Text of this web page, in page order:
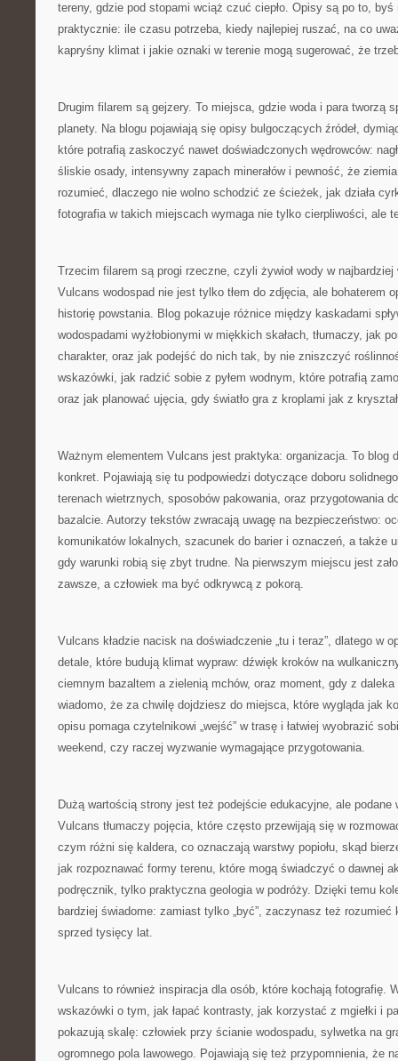
tereny, gdzie pod stopami wciąż czuć ciepło. Opisy są po to, byś
praktycznie: ile czasu potrzeba, kiedy najlepiej ruszać, na co
kapryśny klimat i jakie oznaki w terenie mogą sugerować, że
Drugim filarem są gejzery. To miejsca, gdzie woda i para tworzą
planety. Na blogu pojawiają się opisy bulgoczących źródeł,
które potrafią zaskoczyć nawet doświadczonych wędrowców:
śliskie osady, intensywny zapach minerałów i pewność, że
rozumieć, dlaczego nie wolno schodzić ze ścieżek, jak działa
fotografia w takich miejscach wymaga nie tylko cierpliwości, ale
Trzecim filarem są progi rzeczne, czyli żywioł wody w
Vulcans wodospad nie jest tylko tłem do zdjęcia, ale bohaterem
historię powstania. Blog pokazuje różnice między kaskadami
wodospadami wyżłobionymi w miękkich skałach, tłumaczy, jak
charakter, oraz jak podejść do nich tak, by nie zniszczyć
wskazówki, jak radzić sobie z pyłem wodnym, które potrafią
oraz jak planować ujęcia, gdy światło gra z kroplami jak z
Ważnym elementem Vulcans jest praktyka: organizacja. To blog
konkret. Pojawiają się tu podpowiedzi dotyczące doboru
terenach wietrznych, sposobów pakowania, oraz przygotowania
bazalcie. Autorzy tekstów zwracają uwagę na bezpieczeństwo:
komunikatów lokalnych, szacunek do barier i oznaczeń, a także
gdy warunki robią się zbyt trudne. Na pierwszym miejscu jest
zawsze, a człowiek ma być odkrywcą z pokorą.
Vulcans kładzie nacisk na doświadczenie „tu i teraz”, dlatego w
detale, które budują klimat wypraw: dźwięk kroków na
ciemnym bazaltem a zielenią mchów, oraz moment, gdy z
wiadomo, że za chwilę dojdziesz do miejsca, które wygląda jak
opisu pomaga czytelnikowi „wejść” w trasę i łatwiej wyobrazić
weekend, czy raczej wyzwanie wymagające przygotowania.
Dużą wartością strony jest też podejście edukacyjne, ale podane
Vulcans tłumaczy pojęcia, które często przewijają się w
czym różni się kaldera, co oznaczają warstwy popiołu, skąd
jak rozpoznawać formy terenu, które mogą świadczyć o dawnej
podręcznik, tylko praktyczna geologia w podróży. Dzięki temu
bardziej świadome: zamiast tylko „być”, zaczynasz też rozumieć
sprzed tysięcy lat.
Vulcans to również inspiracja dla osób, które kochają fotografię.
wskazówki o tym, jak łapać kontrasty, jak korzystać z mgiełki i
pokazują skalę: człowiek przy ścianie wodospadu, sylwetka na
ogromnego pola lawowego. Pojawiają się też przypomnienia, że